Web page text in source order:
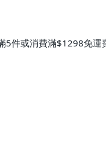
5件或消費滿$1298免運
取貨付款【單件運費$60
單件運費$120、滿5件或